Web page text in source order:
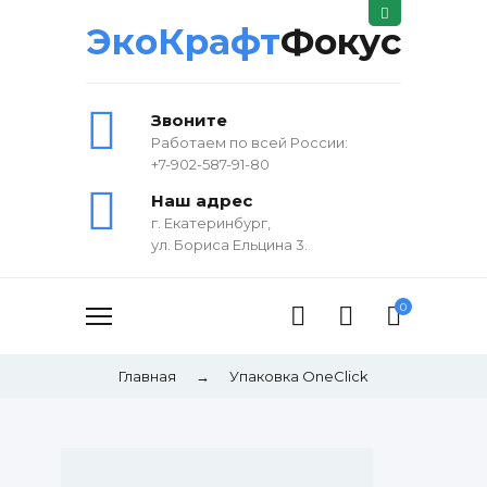
ЭкоКрафтФокус
Звоните
Работаем по всей России:
+7-902-587-91-80
Наш адрес
г. Екатеринбург,
ул. Бориса Ельцина 3.
0
Главная → Упаковка OneClick